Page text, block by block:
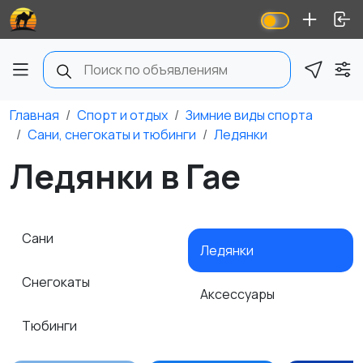
Главная Спорт и отдых
Зимние виды спорта
Сани, снегокаты и тюбинги
Ледянки
Ледянки в Гае
Сани
Снегокаты
Тюбинги
Ледянки
Аксессуары